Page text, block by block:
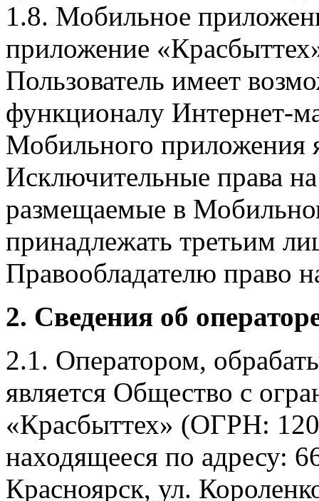
1.8. Мобильное
приложение
Пользователь имеет
функционалу Интернет-
Мобильного приложения
Исключительные права
размещаемые в
принадлежать третьим
Правообладателю право
2. Сведения об
2.1. Оператором,
является Общество с
«Красбыттех» (ОГРН:
находящееся по адресу:
Красноярск, ул.